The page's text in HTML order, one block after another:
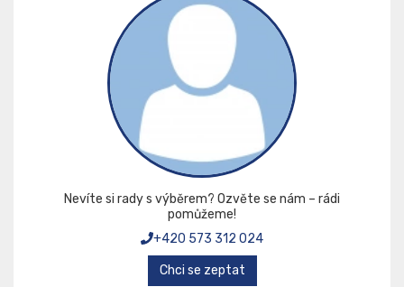
Nevíte si rady s výběrem? Ozvěte se nám – rádi
pomůžeme!
+420 573 312 024
Chci se zeptat